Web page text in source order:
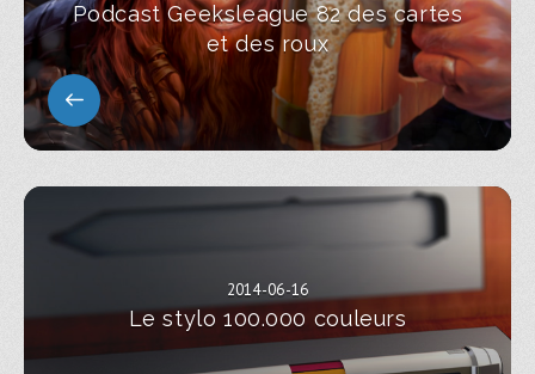
Podcast Geeksleague 82 des cartes
et des roux
2014-06-16
Le stylo 100.000 couleurs